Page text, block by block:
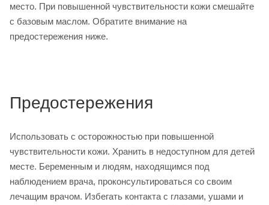
место. При повышенной чувствительности кожи смешайте
с базовым маслом. Обратите внимание на
предостережения ниже.
Предостережения
Использовать с осторожностью при повышенной
чувствительности кожи. Хранить в недоступном для детей
месте. Беременным и людям, находящимся под
наблюдением врача, проконсультироваться со cвоим
лечащим врачом. Избегать контакта с глазами, ушами и